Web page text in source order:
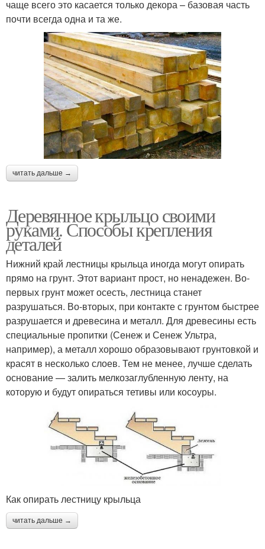
чаще всего это касается только декора – базовая часть
почти всегда одна и та же.
читать дальше →
Деревянное крыльцо своими
руками. Способы крепления
деталей
Нижний край лестницы крыльца иногда могут опирать
прямо на грунт. Этот вариант прост, но ненадежен. Во-
первых грунт может осесть, лестница станет
разрушаться. Во-вторых, при контакте с грунтом быстрее
разрушается и древесина и металл. Для древесины есть
специальные пропитки (Сенеж и Сенеж Ультра,
например), а металл хорошо образовывают грунтовкой и
красят в несколько слоев. Тем не менее, лучше сделать
основание — залить мелкозаглубленную ленту, на
которую и будут опираться тетивы или косоуры.
Как опирать лестницу крыльца
читать дальше →